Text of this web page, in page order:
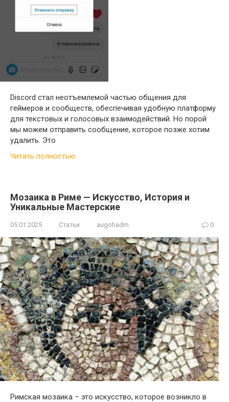
Discord стал неотъемлемой частью общения для
геймеров и сообществ, обеспечивая удобную платформу
для текстовых и голосовых взаимодействий. Но порой
мы можем отправить сообщение, которое позже хотим
удалить. Это
Читать полностью
Мозаика в Риме — Искусство, История и
Уникальные Мастерские
05.01.2025 Статьи augohadm 0
Римская мозаика – это искусство, которое возникло в